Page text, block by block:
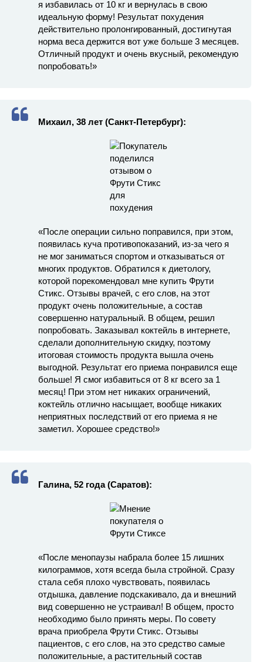
я избавилась от 10 кг и вернулась в свою
идеальную форму! Результат похудения
действительно пролонгированный, достигнутая
норма веса держится вот уже больше 3 месяцев.
Отличный продукт и очень вкусный, рекомендую
попробовать!»
Михаил, 38 лет (Санкт-Петербург):
«После операции сильно поправился, при этом,
появилась куча противопоказаний, из-за чего я
не мог заниматься спортом и отказываться от
многих продуктов. Обратился к диетологу,
которой порекомендовал мне купить Фрути
Стикс. Отзывы врачей, с его слов, на этот
продукт очень положительные, а состав
совершенно натуральный. В общем, решил
попробовать. Заказывал коктейль в интернете,
сделали дополнительную скидку, поэтому
итоговая стоимость продукта вышла очень
выгодной. Результат его приема понравился еще
больше! Я смог избавиться от 8 кг всего за 1
месяц! При этом нет никаких ограничений,
коктейль отлично насыщает, вообще никаких
неприятных последствий от его приема я не
заметил. Хорошее средство!»
Галина, 52 года (Саратов):
«После менопаузы набрала более 15 лишних
килограммов, хотя всегда была стройной. Сразу
стала себя плохо чувствовать, появилась
отдышка, давление подскакивало, да и внешний
вид совершенно не устраивал! В общем, просто
необходимо было принять меры. По совету
врача приобрела Фрути Стикс. Отзывы
пациентов, с его слов, на это средство самые
положительные, а растительный состав